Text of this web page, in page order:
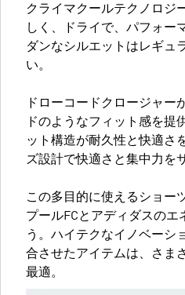
クライマクールテクノロジ
しく、ドライで、パフォー
ダンなシルエットはレギュ
い。
ドローコードクロージャー
ドのようなフィット感を提
ット構造が耐久性と快適さ
ズ設計で快適さと集中力を
この多目的に使えるショー
プールFCとアディダスのエ
う。ハイテクなイノベーシ
合させたアイテムは、さま
最適。